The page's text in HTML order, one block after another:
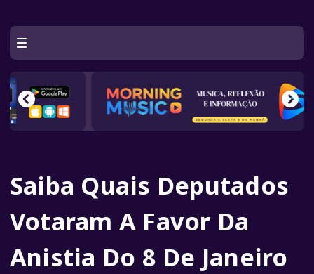
Saiba Quais Deputados
Votaram A Favor Da
Anistia Do 8 De Janeiro